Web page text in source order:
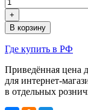
+
В корзину
Где купить в РФ
Приведённая цена
для интернет-
в отдельных